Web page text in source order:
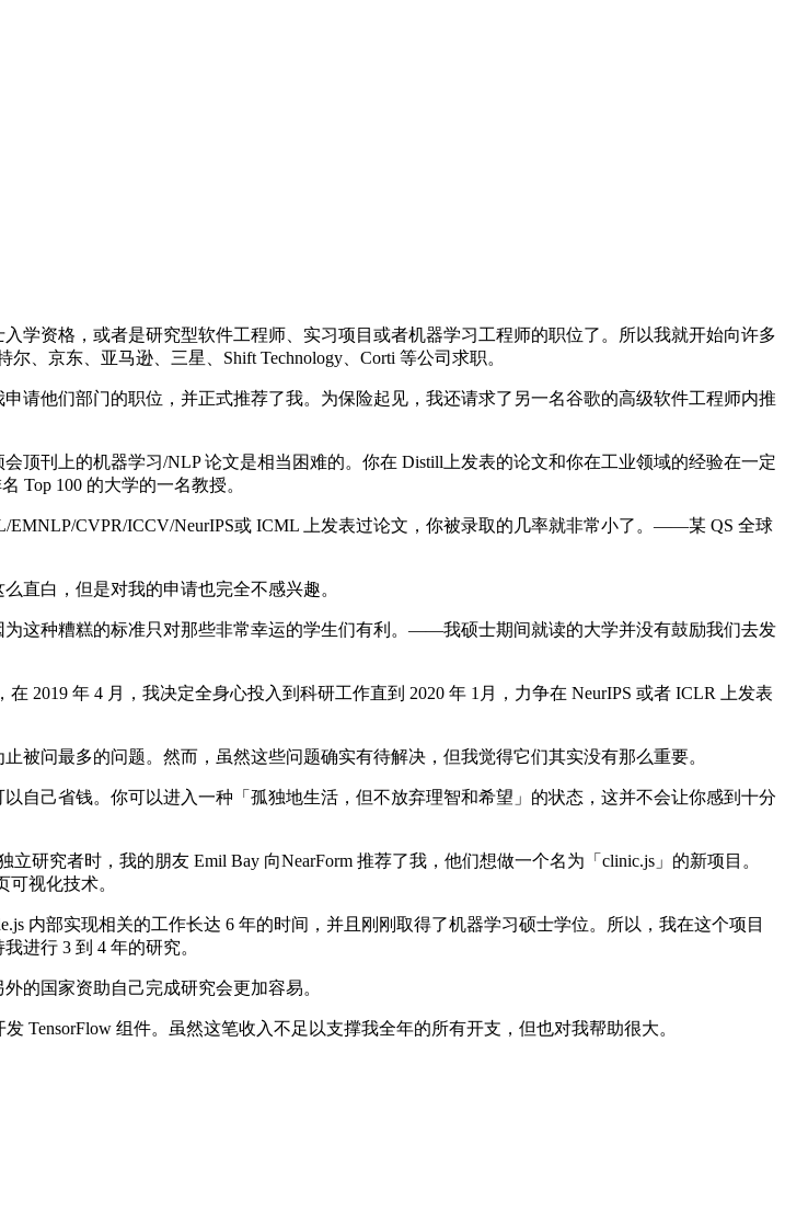
资格，或者是研究型软件工程师、实习项目或者机器学习工程师的职位了。所以我就开始向许多
、京东、亚马逊、三星、Shift Technology、Corti 等公司求职。
他们部门的职位，并正式推荐了我。为保险起见，我还请求了另一名谷歌的高级软件工程师内推
刊上的机器学习/NLP 论文是相当困难的。你在 Distill上发表的论文和你在工业领域的经验在一定
Top 100 的大学的一名教授。
CVPR/ICCV/NeurIPS或 ICML 上发表过论文，你被录取的几率就非常小了。——某 QS 全球
白，但是对我的申请也完全不感兴趣。
种糟糕的标准只对那些非常幸运的学生们有利。——我硕士期间就读的大学并没有鼓励我们去发
年 4 月，我决定全身心投入到科研工作直到 2020 年 1月，力争在 NeurIPS 或者 ICLR 上发表
问最多的问题。然而，虽然这些问题确实有待解决，但我觉得它们其实没有那么重要。
己省钱。你可以进入一种「孤独地生活，但不放弃理智和希望」的状态，这并不会让你感到十分
究者时，我的朋友 Emil Bay 向NearForm 推荐了我，他们想做一个名为「clinic.js」的新项目。
视化技术。
部实现相关的工作长达 6 年的时间，并且刚刚取得了机器学习硕士学位。所以，我在这个项目
进行 3 到 4 年的研究。
国家资助自己完成研究会更加容易。
组件。虽然这笔收入不足以支撑我全年的所有开支，但也对我帮助很大。